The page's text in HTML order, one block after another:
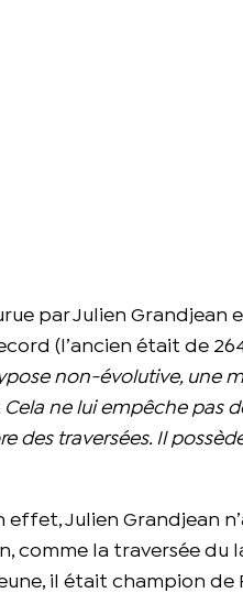
par Julien Grandjean
(l’ancien était de
non-évolutive, une
ne lui empêche pas
des traversées. Il
effet, Julien Grandjean
la traversée du
il était champion de